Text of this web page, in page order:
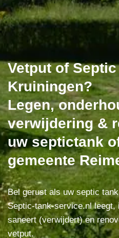
Vetput of
Kruiningen?
Legen,
verwijdering &
uw septictank
gemeente
Bel gerust als uw septic
Septic-tank-service.nl leegt,
saneert (verwijdert) en
vetput.